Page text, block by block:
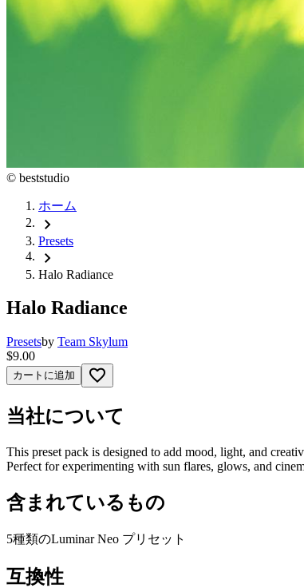
© beststudio
ホーム
chevron_right
Presets
chevron_right
Halo Radiance
Halo Radiance
Presetsby Team Skylum
$9.00
カートに追加 favorite_border
当社について
This preset pack is designed to add mood, light, and
Perfect for experimenting with sun flares, glows, and
含まれているもの
5種類のLuminar Neo プリセット
互換性